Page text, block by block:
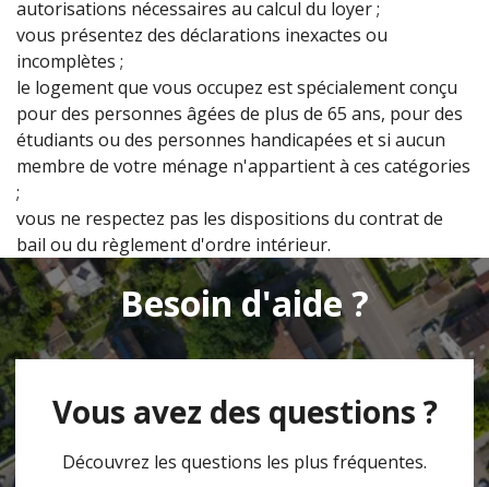
autorisations nécessaires au calcul du loyer ;
vous présentez des déclarations inexactes ou
incomplètes ;
le logement que vous occupez est spécialement conçu
pour des personnes âgées de plus de 65 ans, pour des
étudiants ou des personnes handicapées et si aucun
membre de votre ménage n'appartient à ces catégories
;
vous ne respectez pas les dispositions du contrat de
bail ou du règlement d'ordre intérieur.
Besoin d'aide ?
Vous avez des questions ?
Découvrez les questions les plus fréquentes.